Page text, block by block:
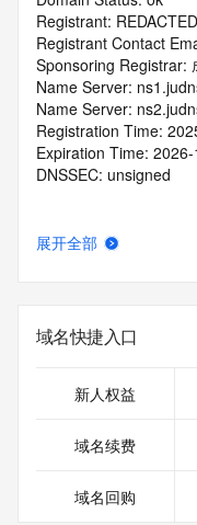
Registrant:
Registrant Contact
Sponsoring Registrar:
Name Server:
Name Server:
Registration Time:
Expiration Time:
DNSSEC: unsigned
展开全部
域名快捷入口
新人权益
域名续费
域名回购